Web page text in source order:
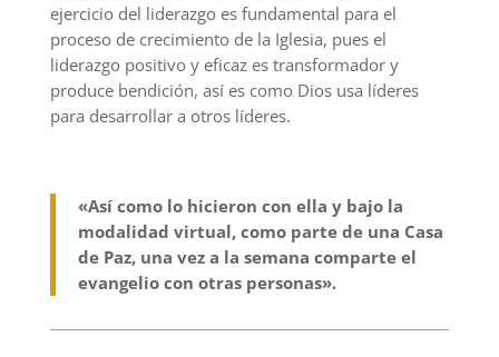
ejercicio del liderazgo es fundamental para el
proceso de crecimiento de la Iglesia, pues el
liderazgo positivo y eficaz es transformador y
produce bendición, así es como Dios usa líderes
para desarrollar a otros líderes.
«Así como lo hicieron con ella y bajo la
modalidad virtual, como parte de una Casa
de Paz, una vez a la semana comparte el
evangelio con otras personas».